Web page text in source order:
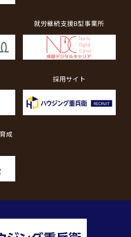
就労継続支援B型事業所
採用サイト
成